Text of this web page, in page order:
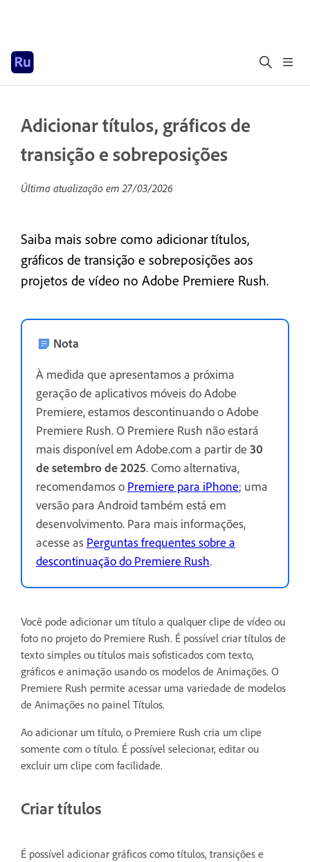
Adicionar títulos, gráficos de
transição e sobreposições
Última atualização em27/03/2026
Saiba mais sobre como adicionar títulos,
gráficos de transição e sobreposições aos
projetos de vídeo no Adobe Premiere Rush.
Nota
À medida que apresentamos a próxima
geração de aplicativos móveis do Adobe
Premiere, estamos descontinuando o Adobe
Premiere Rush. O Premiere Rush não estará
mais disponível em Adobe.com a partir de 30
de setembro de 2025. Como alternativa,
recomendamos o Premiere para iPhone; uma
versão para Android também está em
desenvolvimento. Para mais informações,
acesse as Perguntas frequentes sobre a
descontinuação do Premiere Rush.
Você pode adicionar um título a qualquer clipe de vídeo ou
foto no projeto do Premiere Rush. É possível criar títulos de
texto simples ou títulos mais sofisticados com texto,
gráficos e animação usando os modelos de Animações. O
Premiere Rush permite acessar uma variedade de modelos
de Animações no painel Títulos.
Ao adicionar um título, o Premiere Rush cria um clipe
somente com o título. É possível selecionar, editar ou
excluir um clipe com facilidade.
Criar títulos
É possível adicionar gráficos como títulos, transições e